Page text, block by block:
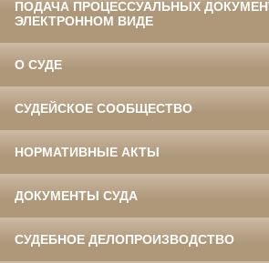
ПОДАЧА ПРОЦЕССУАЛЬНЫХ
ЭЛЕКТРОННОМ ВИДЕ
О СУДЕ
СУДЕЙСКОЕ СООБЩЕСТВО
НОРМАТИВНЫЕ АКТЫ
ДОКУМЕНТЫ СУДА
СУДЕБНОЕ ДЕЛОПРОИЗВОДСТВО